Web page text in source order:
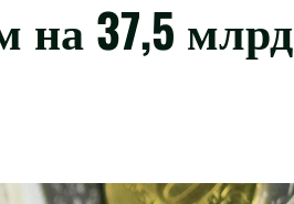
на 37,5 млрд